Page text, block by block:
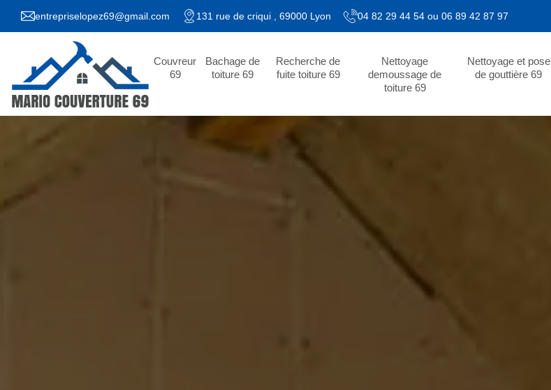
entrepriselopez69@gmail.com 131 rue de criqui , 69000 Lyon 04 82 29 44 54 ou 06 89 42 87 97
Couvreur
69
Bachage de
toiture 69
Recherche de
fuite toiture 69
Nettoyage
demoussage de
toiture 69
Nettoyage et pose
de gouttière 69